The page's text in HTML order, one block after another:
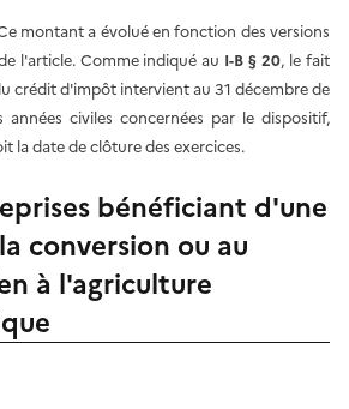
montant a évolué en fonction des versions
l'article. Comme indiqué au I-B § 20, le fait
crédit d'impôt intervient au 31 décembre de
années civiles concernées par le dispositif,
la date de clôture des exercices.
bénéficiant d'une
conversion ou au
à l'agriculture